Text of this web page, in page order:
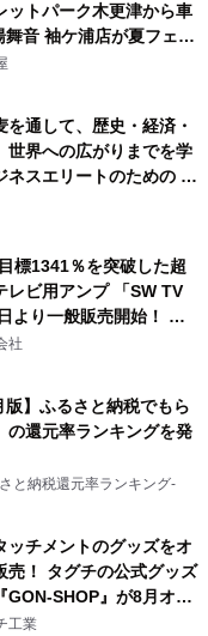
ットパーク木更津から車
音 袖ケ浦店が夏フェア
を通して、歴史・経済・
世界への広がりまでを学
ネスエリートのための 教
麦』2026年8月25日
標1341％を突破した超
レビ用アンプ 「SW TV
より一般販売開始！ ケ
ぐだけ、テレビの音が
社
版】ふるさと納税でもら
の還元率ランキングを発
と納税還元率ランキング-
ッチメントのグッズをオ
売！ タグチの公式グッズ
GON-SHOP』が8月オー
工業